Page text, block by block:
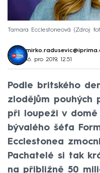
Tamara Ecclestoneová Zdroj:
16. pro 2019, 12:51
Podle britského
zlodějům pouhých
při loupeži v
bývalého šéfa
Ecclestonea
Pachatelé si tak
na přibližně 50